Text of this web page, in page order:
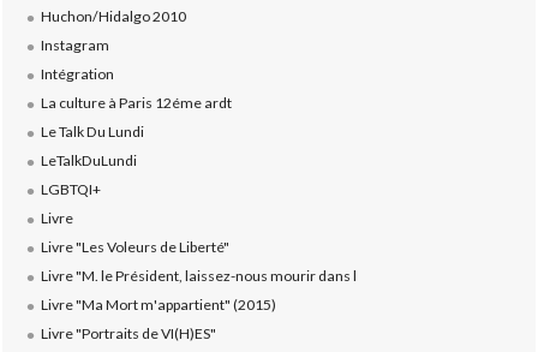
Huchon/Hidalgo 2010
Instagram
Intégration
La culture à Paris 12éme ardt
Le Talk Du Lundi
LeTalkDuLundi
LGBTQI+
Livre
Livre "Les Voleurs de Liberté"
Livre "M. le Président, laissez-nous mourir dans l
Livre "Ma Mort m'appartient" (2015)
Livre "Portraits de VI(H)ES"